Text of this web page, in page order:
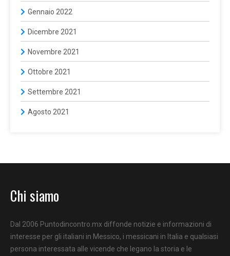
Gennaio 2022
Dicembre 2021
Novembre 2021
Ottobre 2021
Settembre 2021
Agosto 2021
Chi siamo
Dal 2006 Puntodincontro.mx diffonde notizie e informazioni di
interesse per gli italiani in Messico, i messicani in Italia e qualsiasi
persona interessata alle vicende che legano la storia e le